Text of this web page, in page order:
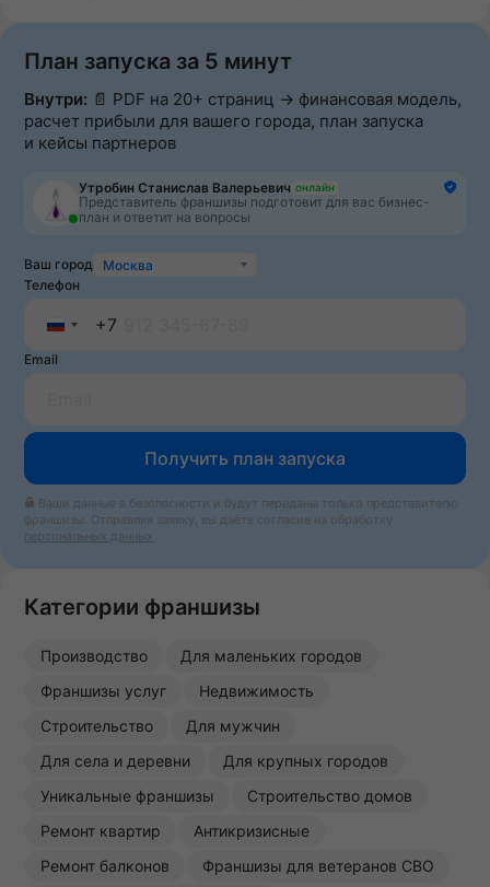
План запуска за 5 минут
Внутри: 📄 PDF на 20+ страниц → финансовая модель,
расчет прибыли для вашего города, план запуска
и кейсы партнеров
Утробин Станислав Валерьевич онлайн
Представитель франшизы подготовит для вас бизнес-
план и ответит на вопросы
Ваш город
Москва
Телефон
+7
Email
Получить план запуска
Ваши данные в безопасности и будут переданы только представителю
франшизы. Отправляя заявку, вы даёте согласие на обработку
персональных данных
Категории франшизы
Производство
Для маленьких городов
Франшизы услуг
Недвижимость
Строительство
Для мужчин
Для села и деревни
Для крупных городов
Уникальные франшизы
Строительство домов
Ремонт квартир
Антикризисные
Ремонт балконов
Франшизы для ветеранов СВО